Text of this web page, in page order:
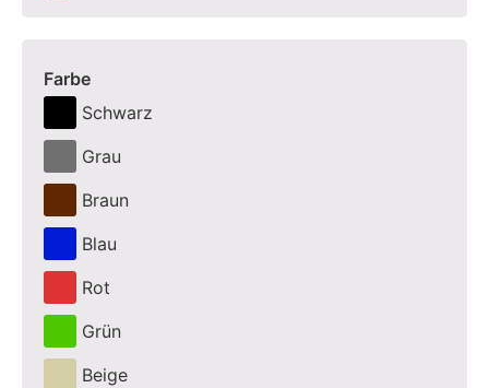
Farbe
Schwarz
Grau
Braun
Blau
Rot
Grün
Beige